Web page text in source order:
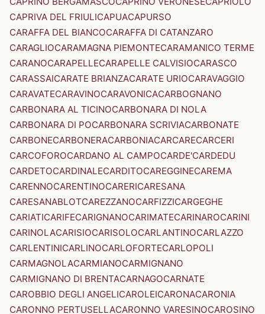
CAPRIVA DEL FRIULICAPUACAPURSO
CARAFFA DEL BIANCOCARAFFA DI CATANZARO
CARAGLIOCARAMAGNA PIEMONTECARAMANICO TERME
CARANOCARAPELLECARAPELLE CALVISIOCARASCO
CARASSAICARATE BRIANZACARATE URIOCARAVAGGIO
CARAVATECARAVINOCARAVONICACARBOGNANO
CARBONARA AL TICINOCARBONARA DI NOLA
CARBONARA DI POCARBONARA SCRIVIACARBONATE
CARBONECARBONERACARBONIACARCARECARCERI
CARCOFOROCARDANO AL CAMPOCARDE'CARDEDU
CARDETOCARDINALECARDITOCAREGGINECAREMA
CARENNOCARENTINOCARERICARESANA
CARESANABLOTCAREZZANOCARFIZZICARGEGHE
CARIATICARIFECARIGNANOCARIMATECARINAROCARINI
CARINOLACARISIOCARISOLOCARLANTINOCARLAZZO
CARLENTINICARLINOCARLOFORTECARLOPOLI
CARMAGNOLACARMIANOCARMIGNANO
CARMIGNANO DI BRENTACARNAGOCARNATE
CAROBBIO DEGLI ANGELICAROLEICARONACARONIA
CARONNO PERTUSELLACARONNO VARESINOCAROSINO